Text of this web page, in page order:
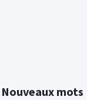
Nouveaux mots